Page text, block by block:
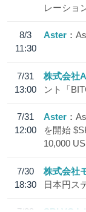
レーショ
8/3
11:30
Aster
7/31
13:00
株式会社
ント「
7/31
12:00
Aster
を開始
10,000
7/30
18:30
株式会社
日本円ス